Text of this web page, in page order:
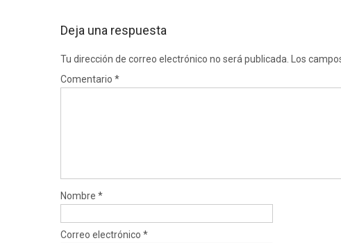
Deja una respuesta
Tu dirección de correo electrónico no será publicada. Los
Comentario *
Nombre *
Correo electrónico *